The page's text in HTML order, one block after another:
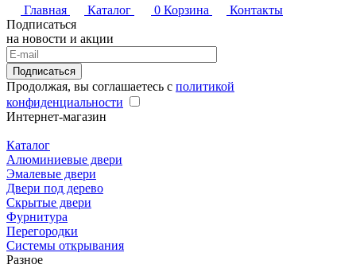
Главная
Каталог 0 Корзина
Контакты
Подписаться
на новости и акции
Подписаться
Продолжая, вы соглашаетесь с политикой
конфиденциальности
Интернет-магазин
Каталог
Алюминиевые двери
Эмалевые двери
Двери под дерево
Скрытые двери
Фурнитура
Перегородки
Системы открывания
Разное